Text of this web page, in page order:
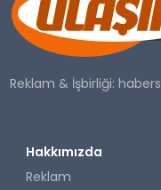
SAĞLIK
YAŞAM
Reklam & İşbirliği:
Hakkımızda
Reklam